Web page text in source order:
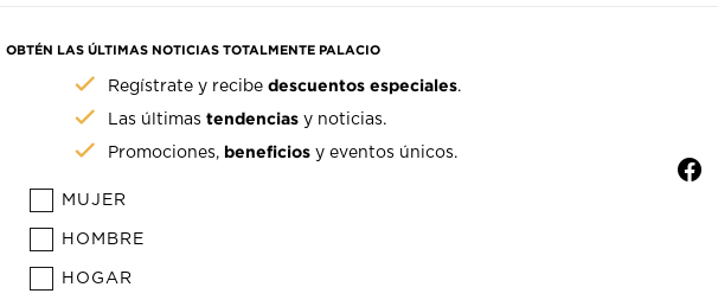
OBTÉN LAS ÚLTIMAS NOTICIAS TOTALMENTE PALACIO
Regístrate y recibedescuentos especiales.
Las últimastendencias y noticias.
Promociones, beneficios y eventos únicos.
MUJER
HOMBRE
HOGAR
f